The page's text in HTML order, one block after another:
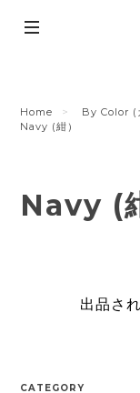
Home By Color (
Navy (紺）
Navy (
出品さ
CATEGORY